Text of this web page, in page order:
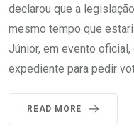
declarou que a
mesmo tempo que
Júnior, em evento
expediente para pedir
READ MORE